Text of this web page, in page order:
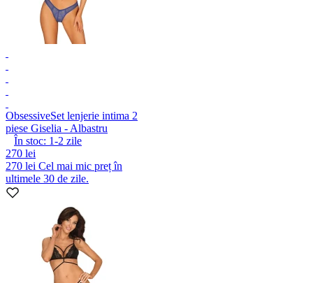
ObsessiveSet lenjerie intima 2
piese Giselia - Albastru
În stoc: 1-2 zile
270 lei
270 lei Cel mai mic preț în
ultimele 30 de zile.